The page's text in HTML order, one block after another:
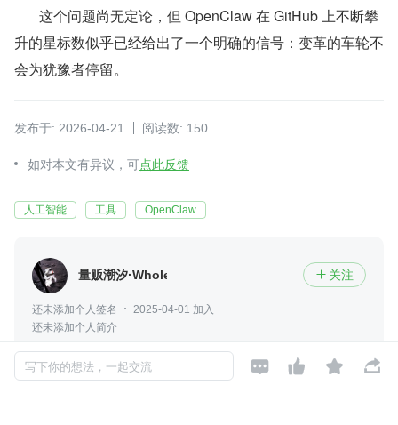
升的星标数似乎已经给出了一个明确的信号：变革的车轮不
会为犹豫者停留。
发布于: 2026-04-21 阅读数: 150
如对本文有异议，可点此反馈
人工智能 工具 OpenClaw
量贩潮汐·WholesaleTide  关注
还未添加个人签名
2025-04-01 加入
还未添加个人简介
写下你的想法，一起交流    